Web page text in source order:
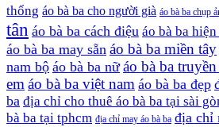
thống áo bà ba cho người già áo bà ba chụp
tân áo bà ba cách điệu áo bà ba
áo bà ba may sẵn áo bà ba miền tây
nam bộ áo bà ba nữ áo bà ba
em áo bà ba việt nam áo bà ba đẹp
ba địa chỉ cho thuê áo bà ba tại sài
bà ba tại tphcm địa chỉ may áo bà ba địa chỉ